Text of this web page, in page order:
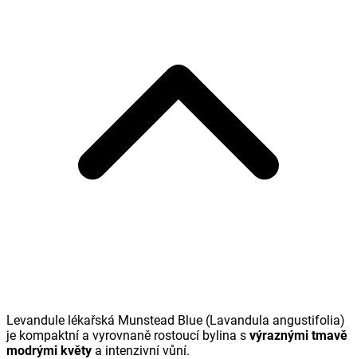
Levandule lékařská Munstead Blue (Lavandula angustifolia)
je kompaktní a vyrovnaně rostoucí bylina s výraznými tmavě
modrými květy a intenzivní vůní.